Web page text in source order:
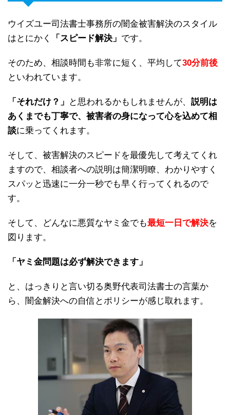
ウイズユー司法書士事務所の闇金被害解決のスタイル
はとにかく
「スピード解決」 です。
そのため、相談時間も非常に短く、平均して30分前後
といわれています。
「それだけ？」 と思われるかもしれませんが、 説明は
あくまでも丁寧で、被害者の身になって心を込めて相
談に乗ってくれます。
そして、被害解決のスピードを最優先して考えてくれ
ますので、相談者への説明は簡潔明瞭、わかりやすく
スパッと迅速に一分一秒でも早く行ってくれるので
す。
そして、どんなに悪質なヤミ金でも最短一日で解決を
図ります。
「ヤミ金問題は必ず解決できます」
と、はっきりと言い切る奥野代表司法書士の言葉か
ら、闇金解決への自信とポリシーが感じ取れます。